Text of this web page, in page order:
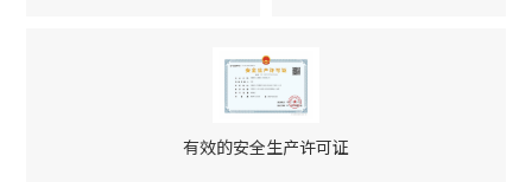
有效的安全生产许可证